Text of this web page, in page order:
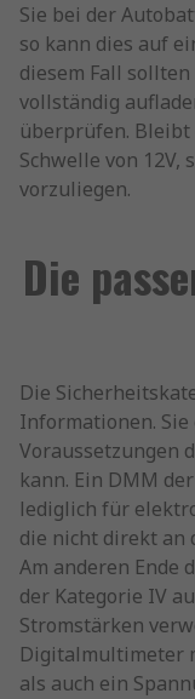
Sie bei der
so kann dies auf
diesem Fall
vollständig
überprüfen.
Schwelle von
vorzuliegen.
Die
Die
Informationen.
Voraussetzungen
kann. Ein DMM
lediglich für
die nicht direkt an
Am anderen Ende
der Kategorie IV
Stromstärken
Digitalmultimeter
als auch ein